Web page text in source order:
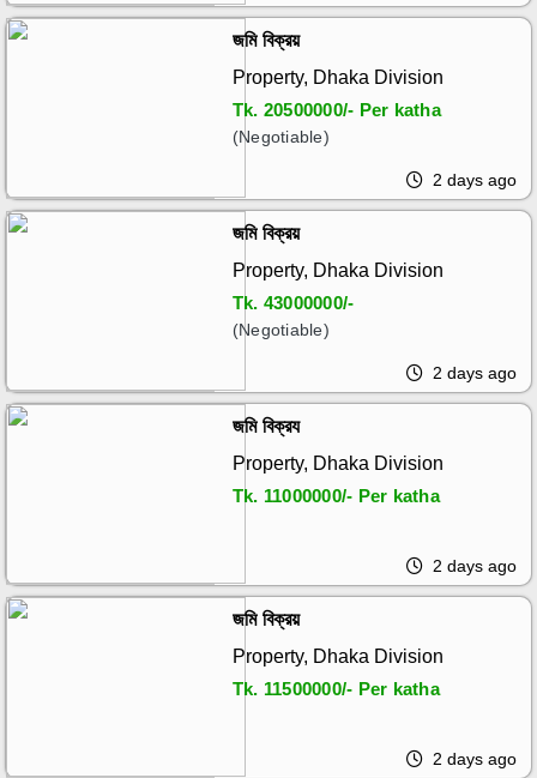
জমি বিক্রয়
Property, Dhaka Division
Tk. 20500000/- Per katha
(Negotiable)
2 days ago
জমি বিক্রয়
Property, Dhaka Division
Tk. 43000000/-
(Negotiable)
2 days ago
জমি বিক্রয
Property, Dhaka Division
Tk. 11000000/- Per katha
2 days ago
জমি বিক্রয়
Property, Dhaka Division
Tk. 11500000/- Per katha
2 days ago